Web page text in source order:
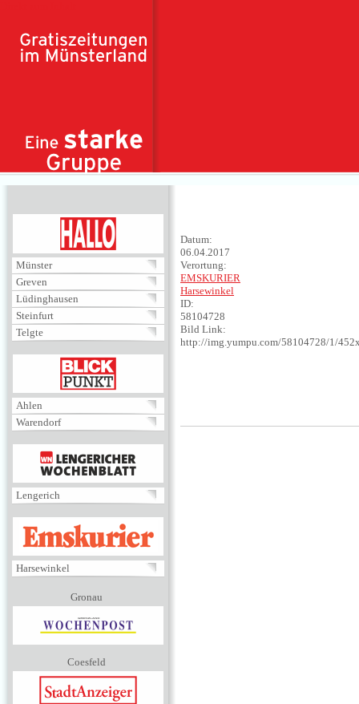
Münster
Greven
Lüdinghausen
Steinfurt
Telgte
BLICKPUNKT
Ahlen
Warendorf
MENÜ
Lengerich
EMSKURIER
Harsewinkel
Gronau
Coesfeld
Datum:
06.04.2017
Verortung:
EMSKURIER
Harsewinkel
ID:
58104728
Bild Link:
http://img.yumpu.com/58104728/1/